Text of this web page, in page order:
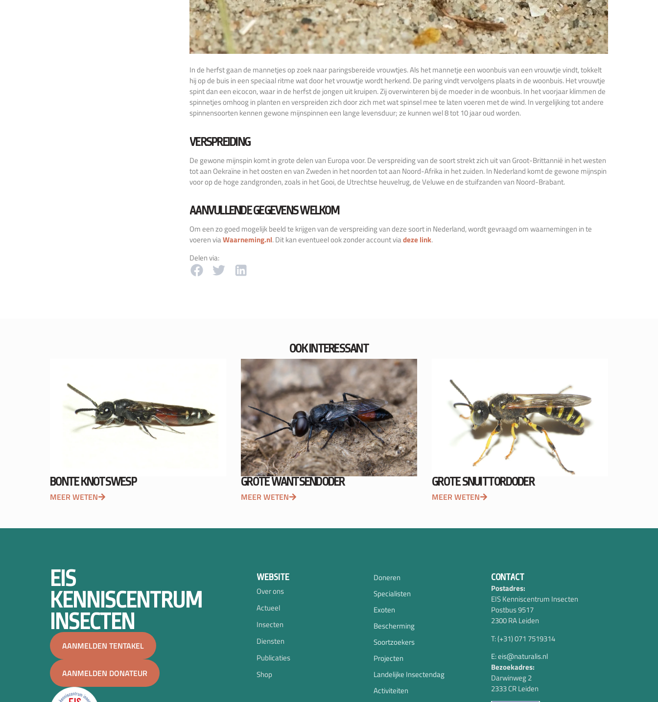
In de herfst gaan de mannetjes op zoek naar paringsbereide vrouwtjes. Als het mannetje een woonbuis van een vrouwtje vindt, tokkelt
hij op de buis in een speciaal ritme wat door het vrouwtje wordt herkend. De paring vindt vervolgens plaats in de woonbuis. Het vrouwtje
spint dan een eicocon, waar in de herfst de jongen uit kruipen. Zij overwinteren bij de moeder in de woonbuis. In het voorjaar klimmen de
spinnetjes omhoog in planten en verspreiden zich door zich met wat spinsel mee te laten voeren met de wind. In vergelijking tot andere
spinnensoorten kennen gewone mijnspinnen een lange levensduur; ze kunnen wel 8 tot 10 jaar oud worden.
VERSPREIDING
De gewone mijnspin komt in grote delen van Europa voor. De verspreiding van de soort strekt zich uit van Groot-Brittannië in het westen
tot aan Oekraïne in het oosten en van Zweden in het noorden tot aan Noord-Afrika in het zuiden. In Nederland komt de gewone mijnspin
voor op de hoge zandgronden, zoals in het Gooi, de Utrechtse heuvelrug, de Veluwe en de stuifzanden van Noord-Brabant.
AANVULLENDE GEGEVENS WELKOM
Om een zo goed mogelijk beeld te krijgen van de verspreiding van deze soort in Nederland, wordt gevraagd om waarnemingen in te
voeren viaWaarneming.nl. Dit kan eventueel ook zonder account viadeze link.
Delen via:
OOK INTERESSANT
BONTE KNOTSWESP
MEER WETEN
GROTE WANTSENDODER
MEER WETEN
GROTE SNUITTORDODER
MEER WETEN
EIS
KENNISCENTRUM
INSECTEN
AANMELDEN TENTAKEL
AANMELDEN DONATEUR
WEBSITE
Over ons
Actueel
Insecten
Diensten
Publicaties
Shop
Doneren
Specialisten
Exoten
Bescherming
Soortzoekers
Projecten
Landelijke Insectendag
Activiteiten
CONTACT
Postadres:
EIS Kenniscentrum Insecten
Postbus 9517
2300 RA Leiden
T: (+31) 071 7519314
E: eis@naturalis.nl
Bezoekadres:
Darwinweg 2
2333 CR Leiden